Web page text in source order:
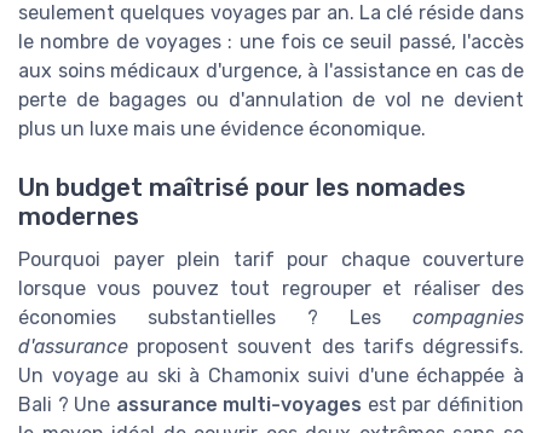
seulement quelques voyages par an. La clé réside dans
le nombre de voyages : une fois ce seuil passé, l'accès
aux soins médicaux d'urgence, à l'assistance en cas de
perte de bagages ou d'annulation de vol ne devient
plus un luxe mais une évidence économique.
Un budget maîtrisé pour les nomades
modernes
Pourquoi payer plein tarif pour chaque couverture
lorsque vous pouvez tout regrouper et réaliser des
économies substantielles ? Les compagnies
d'assurance proposent souvent des tarifs dégressifs.
Un voyage au ski à Chamonix suivi d'une échappée à
Bali ? Une assurance multi-voyages est par définition